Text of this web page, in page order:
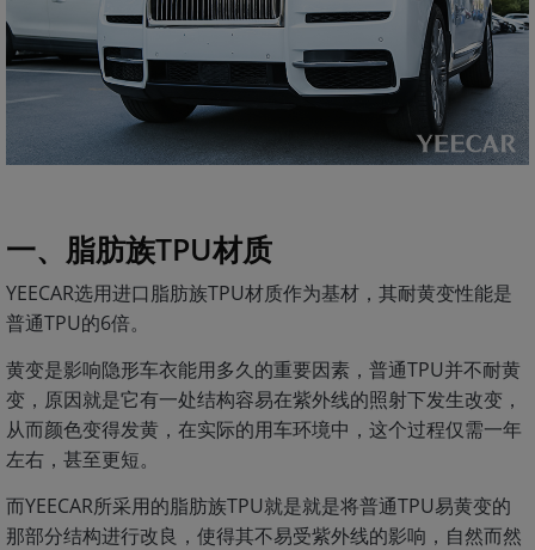
一、脂肪族TPU材质
YEECAR选用进口脂肪族TPU材质作为基材，其耐黄变性能是
普通TPU的6倍。
黄变是影响隐形车衣能用多久的重要因素，普通TPU并不耐黄
变，原因就是它有一处结构容易在紫外线的照射下发生改变，
从而颜色变得发黄，在实际的用车环境中，这个过程仅需一年
左右，甚至更短。
而YEECAR所采用的脂肪族TPU就是就是将普通TPU易黄变的
那部分结构进行改良，使得其不易受紫外线的影响，自然而然